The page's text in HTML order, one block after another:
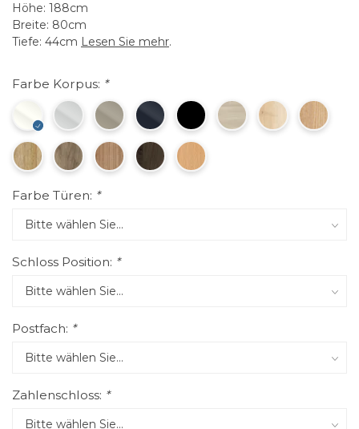
Höhe: 188cm
Breite: 80cm
Tiefe: 44cm Lesen Sie mehr.
Farbe Korpus: *
Farbe Türen: *
Schloss Position: *
Postfach: *
Zahlenschloss: *